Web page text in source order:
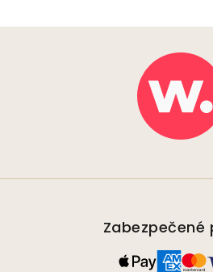
Zabezpečené